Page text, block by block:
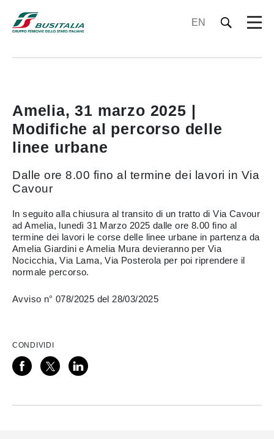
EN
Amelia, 31 marzo 2025 |
Modifiche al percorso delle
linee urbane
Dalle ore 8.00 fino al termine dei lavori in Via
Cavour
In seguito alla chiusura al transito di un tratto di Via Cavour
ad Amelia, lunedì 31 Marzo 2025 dalle ore 8.00 fino al
termine dei lavori le corse delle linee urbane in partenza da
Amelia Giardini e Amelia Mura devieranno per Via
Nocicchia, Via Lama, Via Posterola per poi riprendere il
normale percorso.
Avviso n° 078/2025 del 28/03/2025
CONDIVIDI